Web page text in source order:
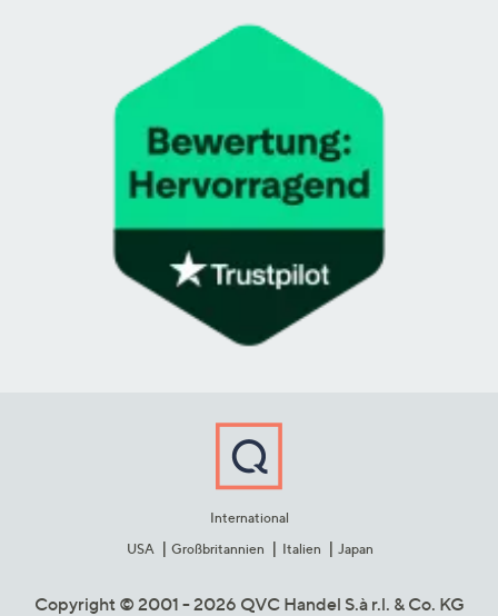
International
USA
Großbritannien Italien Japan
Copyright © 2001 - 2026 QVC Handel S.à r.l. & Co. KG